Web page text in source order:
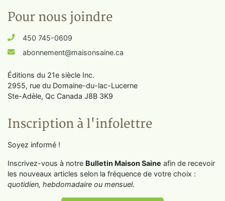
Pour nous joindre
450 745-0609
abonnement@maisonsaine.ca
Éditions du 21e siècle Inc.
2955, rue du Domaine-du-lac-Lucerne
Ste-Adèle, Qc Canada J8B 3K9
Inscription à l'infolettre
Soyez informé !
Inscrivez-vous à notre Bulletin Maison Saine afin de recevoir
les nouveaux articles selon la fréquence de votre choix :
quotidien, hebdomadaire ou mensuel.